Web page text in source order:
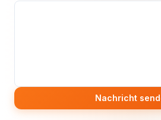
Nachricht